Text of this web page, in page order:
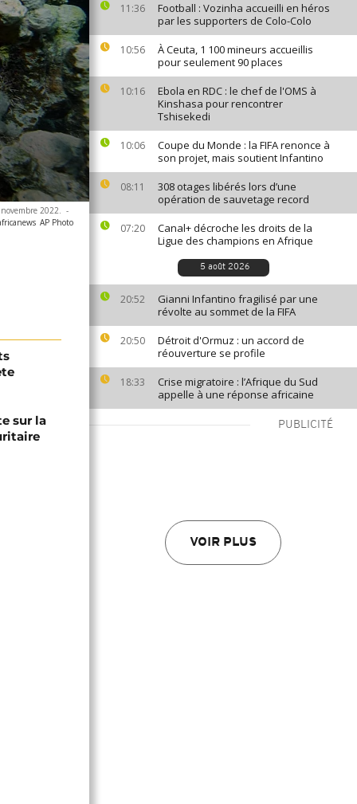
11:36
Football : Vozinha accueilli en héros
par les supporters de Colo-Colo
10:56
À Ceuta, 1 100 mineurs accueillis
pour seulement 90 places
10:16
Ebola en RDC : le chef de l'OMS à
Kinshasa pour rencontrer
Tshisekedi
10:06
Coupe du Monde : la FIFA renonce à
son projet, mais soutient Infantino
08:11
308 otages libérés lors d’une
opération de sauvetage record
07:20
Canal+ décroche les droits de la
Ligue des champions en Afrique
5 août 2026
20:52
Gianni Infantino fragilisé par une
révolte au sommet de la FIFA
20:50
Détroit d'Ormuz : un accord de
réouverture se profile
18:33
Crise migratoire : l’Afrique du Sud
appelle à une réponse africaine
PUBLICITÉ
VOIR PLUS
2022. -
AP Photo
sur la